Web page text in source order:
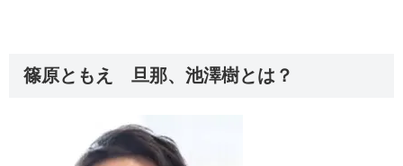
篠原ともえ 旦那、池澤樹とは？